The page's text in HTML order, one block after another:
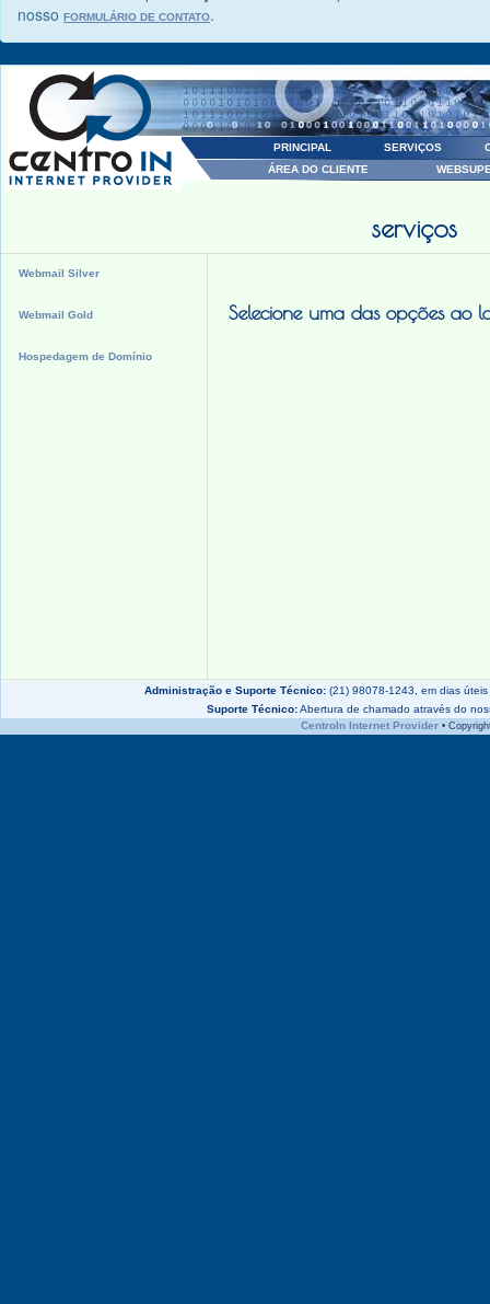
nosso FORMULÁRIO DE CONTATO.
PRINCIPAL SERVIÇOS
ÁREA DO CLIENTE
serviços
Webmail Silver
Webmail Gold
Hospedagem de Domínio
Selecione uma das opções ao
Administração e Suporte Técnico: (21) 98078-1243, em dias
Suporte Técnico:Abertura de chamado através do
CentroIn Internet Provider•